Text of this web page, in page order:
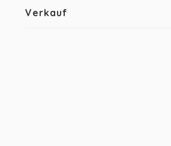
Verkauf